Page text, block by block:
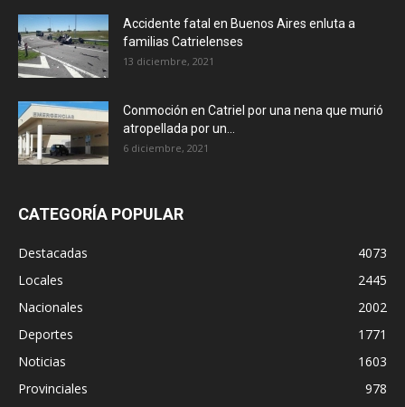
Accidente fatal en Buenos Aires enluta a
familias Catrielenses
13 diciembre, 2021
Conmoción en Catriel por una nena que murió
atropellada por un...
6 diciembre, 2021
CATEGORÍA POPULAR
Destacadas
4073
Locales
2445
Nacionales
2002
Deportes
1771
Noticias
1603
Provinciales
978